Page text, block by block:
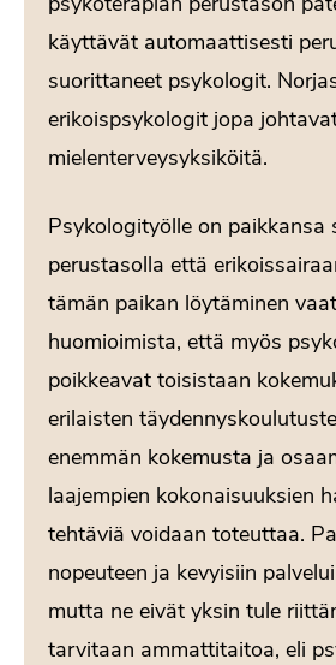
käyttävät automaattisesti
suorittaneet psykologit.
erikoispsykologit jopa
mielenterveysyksiköitä.
Psykologityölle on paikkansa
perustasolla että
tämän paikan löytäminen
huomioimista, että myös
poikkeavat toisistaan
erilaisten
enemmän kokemusta ja
laajempien kokonaisuuksien
tehtäviä voidaan toteuttaa.
nopeuteen ja kevyisiin
mutta ne eivät yksin tule
tarvitaan ammattitaitoa, eli